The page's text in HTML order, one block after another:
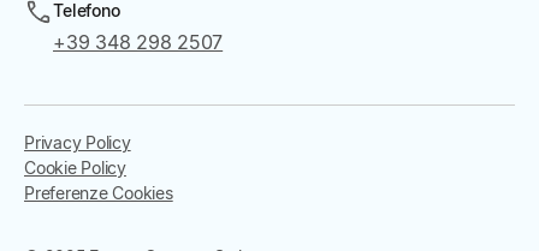
Telefono
+39 348 298 2507
Privacy Policy
Cookie Policy
Preferenze Cookies